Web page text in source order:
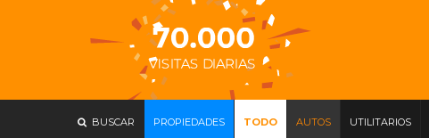
BUSCAR PROPIEDADES TODO AUTOS UTILITARIOS